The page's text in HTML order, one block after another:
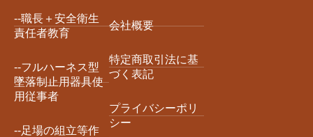
--職長＋安全衛生
責任者教育
--フルハーネス型
墜落制止用器具使
用従事者
--足場の組立等作
会社概要
特定商取引法に基
づく表記
プライバシーポリ
シー